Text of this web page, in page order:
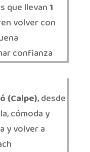
que llevan1
volver con
confianza
(Calpe), desde
cómoda y
y volver a